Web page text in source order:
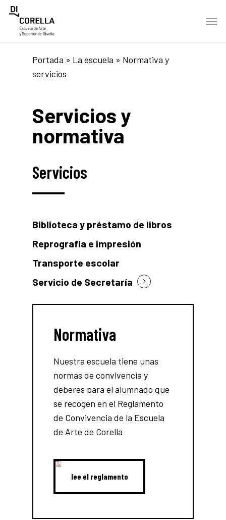
Skip
Menu
Portada » La escuela » Normativa y
servicios
Servicios y
normativa
Servicios
Biblioteca y préstamo de libros
Reprografía e impresión
Transporte escolar
Servicio de Secretaría
Normativa
Nuestra escuela tiene unas
normas de convivencia y
deberes para el alumnado que
se recogen en el Reglamento
de Convivencia de la Escuela
de Arte de Corella
lee el reglamento
lee el reglamento